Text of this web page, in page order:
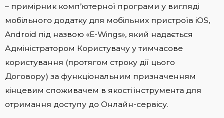
– примірник комп’ютерної програми у вигляді
мобільного додатку для мобільних пристроїв iOS,
Android під назвою «E-Wings», який надається
Адміністратором Користувачу у тимчасове
користування (протягом строку дії цього
Договору) за функціональним призначенням
кінцевим споживачем в якості інструмента для
отримання доступу до Онлайн-сервісу.